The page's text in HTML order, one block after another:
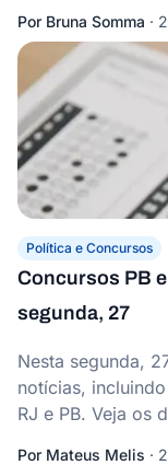
Por Bruna Somma ·
Política e Concursos
Concursos PB
segunda, 27
Nesta segunda,
notícias,
RJ e PB. Veja os
Por Mateus Melis ·